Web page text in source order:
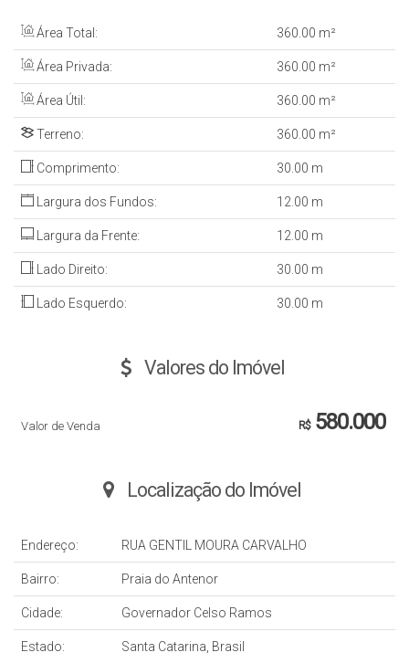
Área Total: 360.00 m²
Área Privada: 360.00 m²
Área Útil: 360.00 m²
Terreno: 360.00 m²
Comprimento: 30.00 m
Largura dos Fundos: 12.00 m
Largura da Frente: 12.00 m
Lado Direito: 30.00 m
Lado Esquerdo: 30.00 m
Valores do Imóvel
R$580.000
Valor de Venda
Localização do Imóvel
Endereço: RUA GENTIL MOURA CARVALHO
Bairro: Praia do Antenor
Cidade: Governador Celso Ramos
Estado: Santa Catarina, Brasil